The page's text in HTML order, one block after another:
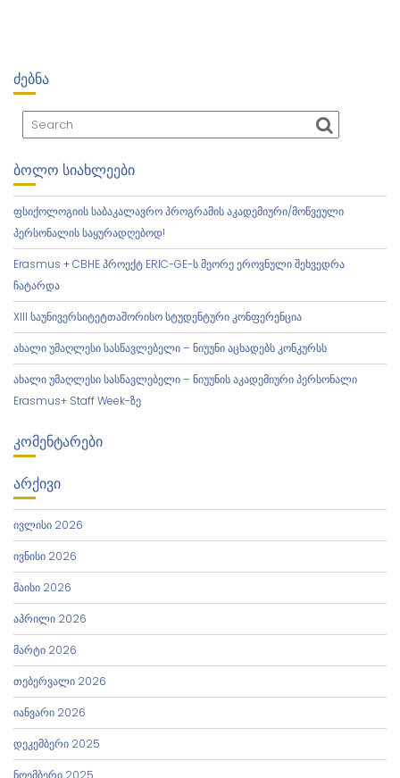
Ვ
Ი
Ც
Ი
Ა
ᲫᲔᲑᲜᲐ
ᲑᲝᲚᲝ ᲡᲘᲐᲮᲚᲔᲔᲑᲘ
ფსიქოლოგიის საბაკალავრო პროგრამის აკადემიური/მოწვეული
პერსონალის საყურადღებოდ!
Erasmus + CBHE პროექტ ERIC-GE-ს მეორე ეროვნული შეხვედრა
ჩატარდა
XIII საუნივერსიტეტთაშორისო სტუდენტური კონფერენცია
ახალი უმაღლესი სასწავლებელი – ნიუუნი აცხადებს კონკურსს
ახალი უმაღლესი სასწავლებელი – ნიუუნის აკადემიური პერსონალი
Erasmus+ Staff Week-ზე
ᲙᲝᲛᲔᲜᲢᲐᲠᲔᲑᲘ
ᲐᲠᲥᲘᲕᲘ
ივლისი 2026
ივნისი 2026
მაისი 2026
აპრილი 2026
მარტი 2026
თებერვალი 2026
იანვარი 2026
დეკემბერი 2025
ნოემბერი 2025